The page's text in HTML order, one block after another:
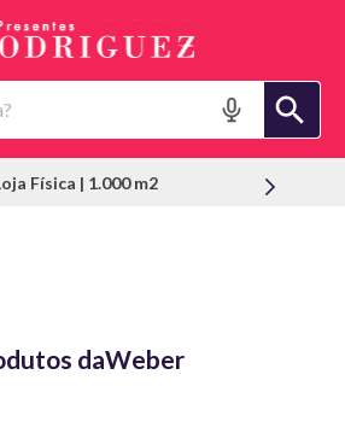
Física | 1.000 m2
daWeber